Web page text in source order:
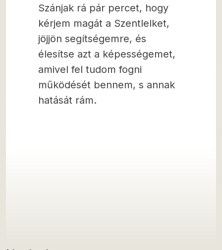
Szánjak rá pár percet, hogy
kérjem magát a Szentlelket,
jöjjön segítségemre, és
élesítse azt a képességemet,
amivel fel tudom fogni
működését bennem, s annak
hatását rám.